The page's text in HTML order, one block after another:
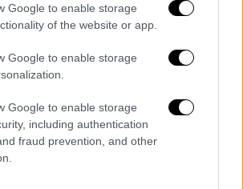
Google to enable storage
of the website or app.
Google to enable storage
Google to enable storage
including authentication
fraud prevention, and other
ξαναμπαίνουν και οι
το πιο δυνατό χαρτί
(να μας συμπαθεί το
αλλά στη σύγκριση χάνει
νησί αναμένεται να γνωρίσει